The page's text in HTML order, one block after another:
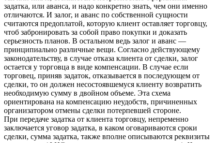
задатка, или аванса, и надо конкретно знать, чем они именно
отличаются. И залог, и аванс по собственной сущности
считаются предоплатой, которую клиент оставляет торговцу,
чтоб забронировать за собой право покупки и доказать
серьезность планов. В остальном ведь залог и аванс —
принципиально различные вещи. Согласно действующему
законодательству, в случае отказа клиента от сделки, залог
остается у торговца в виде компенсации. В случае если
торговец, приняв задаток, отказывается в последующем от
сделки, то он должен несостоявшемуся клиенту возвратить
необходимую сумму в двойном объеме. Эта схема
ориентирована на компенсацию неудобств, причиненных
организатором отмены сделки потерпевшей стороне.
При передаче задатка от клиента торговцу, непременно
заключается уговор задатка, в каком оговариваются сроки
сделки, сумма задатка, также вполне описываются реквизиты